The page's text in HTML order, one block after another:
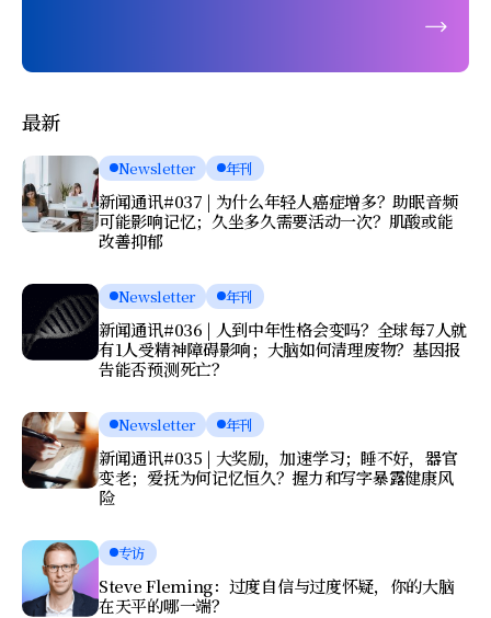
最新
Newsletter 年刊
新闻通讯#037 | 为什么年轻人癌症增多？助眠音频
可能影响记忆；久坐多久需要活动一次？肌酸或能
改善抑郁
Newsletter 年刊
新闻通讯#036 | 人到中年性格会变吗？全球每7人就
有1人受精神障碍影响；大脑如何清理废物？基因报
告能否预测死亡？
Newsletter 年刊
新闻通讯#035 | 大奖励，加速学习；睡不好，器官
变老；爱抚为何记忆恒久？握力和写字暴露健康风
险
专访
Steve Fleming：过度自信与过度怀疑，你的大脑
在天平的哪一端？